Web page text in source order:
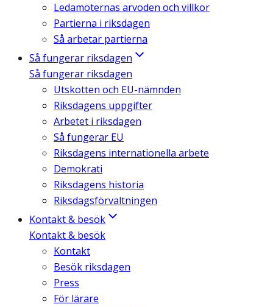
Ledamöternas arvoden och villkor
Partierna i riksdagen
Så arbetar partierna
Så fungerar riksdagen
Så fungerar riksdagen
Utskotten och EU-nämnden
Riksdagens uppgifter
Arbetet i riksdagen
Så fungerar EU
Riksdagens internationella arbete
Demokrati
Riksdagens historia
Riksdagsförvaltningen
Kontakt & besök
Kontakt & besök
Kontakt
Besök riksdagen
Press
För lärare